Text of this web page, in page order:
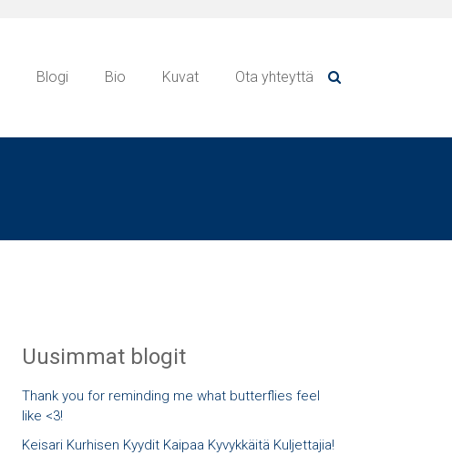
Blogi Bio Kuvat Ota yhteyttä
Uusimmat blogit
Thank you for reminding me what butterflies feel
like <3!
Keisari Kurhisen Kyydit Kaipaa Kyvykkäitä Kuljettajia!